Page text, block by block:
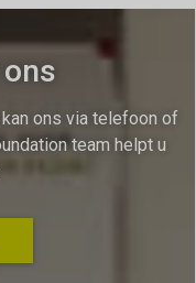
ons via telefoon of
team helpt u